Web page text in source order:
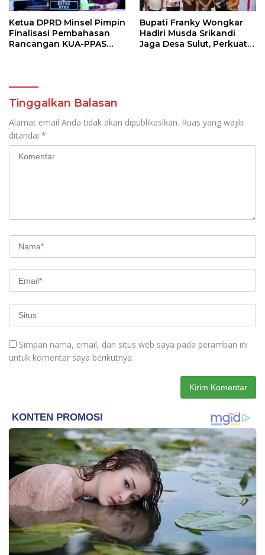
Ketua DPRD Minsel Pimpin
Finalisasi Pembahasan
Rancangan KUA-PPAS
Bupati Franky Wongkar
Hadiri Musda Srikandi
Jaga Desa Sulut, Perkuat
Tinggalkan Balasan
Alamat email Anda tidak akan dipublikasikan. Ruas yang wajib
ditandai *
Simpan nama, email, dan situs web saya pada peramban ini
untuk komentar saya berikutnya.